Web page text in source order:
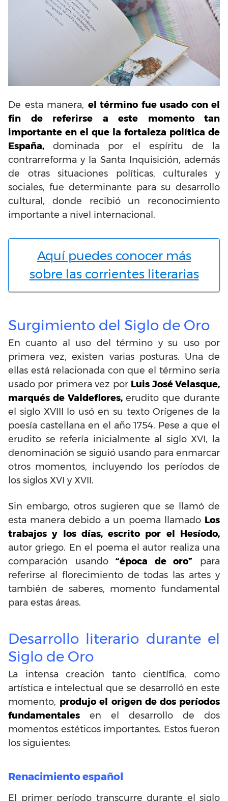
De esta manera, el término fue usado con el
fin de referirse a este momento tan
importante en el que la fortaleza política de
España, dominada por el espíritu de la
contrarreforma y la Santa Inquisición, además
de otras situaciones políticas, culturales y
sociales, fue determinante para su desarrollo
cultural, donde recibió un reconocimiento
importante a nivel internacional.
Aquí puedes conocer más
sobre las corrientes literarias
Surgimiento del Siglo de Oro
En cuanto al uso del término y su uso por
primera vez, existen varias posturas. Una de
ellas está relacionada con que el término sería
usado por primera vez por Luis José Velasque,
marqués de Valdeflores,erudito que durante
el siglo XVIII lo usó en su texto Orígenes de la
poesía castellana en el año 1754. Pese a que el
erudito se refería inicialmente al siglo XVI, la
denominación se siguió usando para enmarcar
otros momentos, incluyendo los períodos de
los siglos XVI y XVII.
Sin embargo, otros sugieren que se llamó de
esta manera debido a un poema llamado Los
trabajos y los días, escrito por el Hesíodo,
autor griego. En el poema el autor realiza una
comparación usando“época de oro” para
referirse al florecimiento de todas las artes y
también de saberes, momento fundamental
para estas áreas.
Desarrollo literario durante el
Siglo de Oro
La intensa creación tanto científica, como
artística e intelectual que se desarrolló en este
momento, produjo el origen de dos períodos
fundamentales en el desarrollo de dos
momentos estéticos importantes. Estos fueron
los siguientes:
Renacimiento español
El primer período transcurre durante el siglo